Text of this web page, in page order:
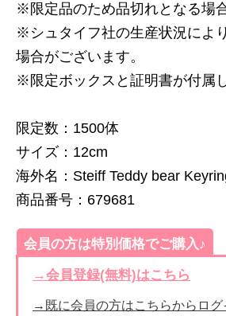
※限定品のため品切れとなる場
※シュタイフ社の生産状況によ
場合がございます。
※限定ボックスと証明書が付属
限定数：1500体
サイズ：12cm
海外名：Steiff Teddy bear
商品番号：679681
会員の方は特別価格でご購入♪
→会員登録(無料)はこちら
→既に会員の方はこちらからログ